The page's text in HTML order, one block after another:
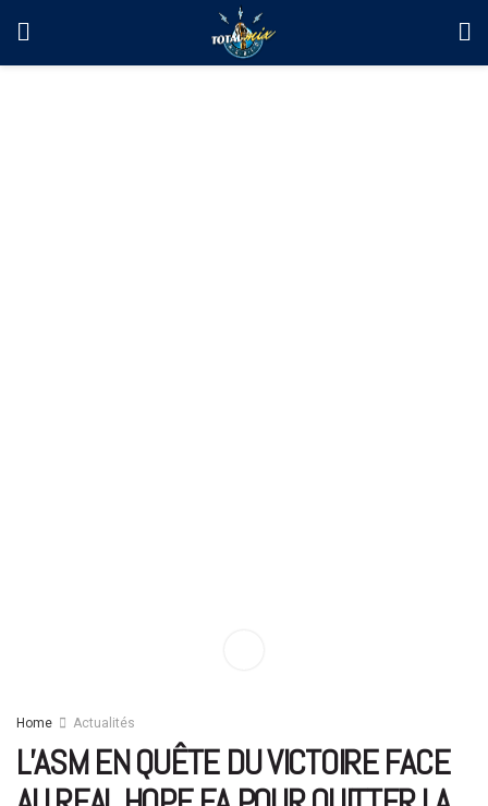
Home Actualités
L’ASM EN QUÊTE DU VICTOIRE FACE